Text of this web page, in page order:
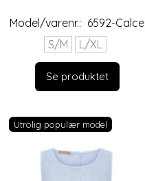
Model/varenr.: 6592-Calce
S/M
L/XL
Se produktet
Utrolig populær model